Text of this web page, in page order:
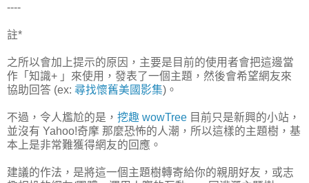
----
註*
之所以會加上提示的原因，主要是目前的使用者會把這邊當
作「知識+ 」來使用，發表了一個主題，然後會希望網友來
協助回答 (ex: 尋找懷舊美國影集)。
不過，令人尷尬的是， 挖趣 wowTree 目前只是新興的小站，
並沒有 Yahoo!奇摩 那麼恐怖的人潮，所以這樣的主題樹，基
本上是非常難獲得網友的回應。
建議的作法，是將這一個主題樹轉寄給你的親朋好友，或志